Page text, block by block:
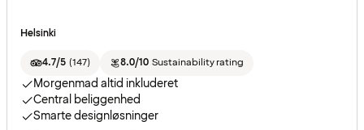
Helsinki
4.7/5 (147) 8.0/10 Sustainability rating
Morgenmad altid inkluderet
Central beliggenhed
Smarte designløsninger